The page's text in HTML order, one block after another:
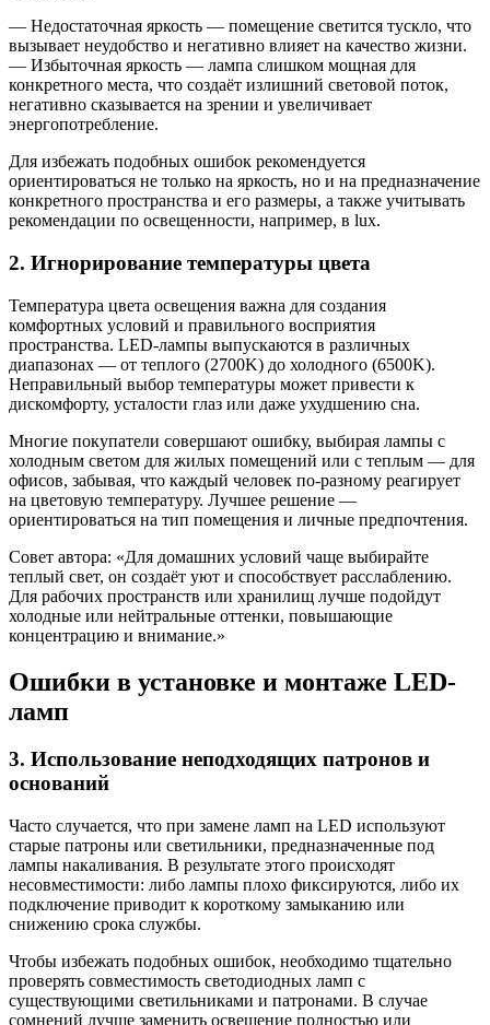
— Недостаточная яркость — помещение светится тускло, что
вызывает неудобство и негативно влияет на качество жизни.
— Избыточная яркость — лампа слишком мощная для
конкретного места, что создаёт излишний световой поток,
негативно сказывается на зрении и увеличивает
энергопотребление.
Для избежать подобных ошибок рекомендуется
ориентироваться не только на яркость, но и на предназначение
конкретного пространства и его размеры, а также учитывать
рекомендации по освещенности, например, в lux.
2. Игнорирование температуры цвета
Температура цвета освещения важна для создания
комфортных условий и правильного восприятия
пространства. LED-лампы выпускаются в различных
диапазонах — от теплого (2700K) до холодного (6500K).
Неправильный выбор температуры может привести к
дискомфорту, усталости глаз или даже ухудшению сна.
Многие покупатели совершают ошибку, выбирая лампы с
холодным светом для жилых помещений или с теплым — для
офисов, забывая, что каждый человек по-разному реагирует
на цветовую температуру. Лучшее решение —
ориентироваться на тип помещения и личные предпочтения.
Совет автора: «Для домашних условий чаще выбирайте
теплый свет, он создаёт уют и способствует расслаблению.
Для рабочих пространств или хранилищ лучше подойдут
холодные или нейтральные оттенки, повышающие
концентрацию и внимание.»
Ошибки в установке и монтаже LED-
ламп
3. Использование неподходящих патронов и
оснований
Часто случается, что при замене ламп на LED используют
старые патроны или светильники, предназначенные под
лампы накаливания. В результате этого происходят
несовместимости: либо лампы плохо фиксируются, либо их
подключение приводит к короткому замыканию или
снижению срока службы.
Чтобы избежать подобных ошибок, необходимо тщательно
проверять совместимость светодиодных ламп с
существующими светильниками и патронами. В случае
сомнений лучше заменить освещение полностью или